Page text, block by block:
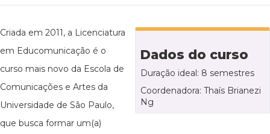
Dados do curso
Duração ideal: 8 semestres
Coordenadora: Thaís Brianezi
Ng
Criada em 2011, a Licenciatura
em Educomunicação é o
curso mais novo da Escola de
Comunicações e Artes da
Universidade de São Paulo,
que busca formar um(a)